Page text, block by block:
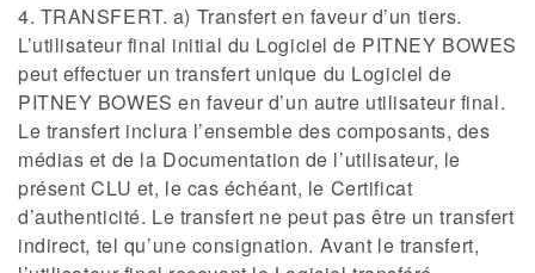
4. TRANSFERT. a) Transfert en faveur d’un tiers.
L’utilisateur final initial du Logiciel de PITNEY BOWES
peut effectuer un transfert unique du Logiciel de
PITNEY BOWES en faveur d’un autre utilisateur final.
Le transfert inclura l’ensemble des composants, des
médias et de la Documentation de l’utilisateur, le
présent CLU et, le cas échéant, le Certificat
d’authenticité. Le transfert ne peut pas être un transfert
indirect, tel qu’une consignation. Avant le transfert,